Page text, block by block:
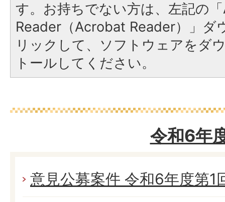
す。お持ちでない方は、左記の
Reader（Acrobat Reader）」ダ
リックして、ソフトウェアをダ
トールしてください。
令和6年
意見公募案件 令和6年度第1